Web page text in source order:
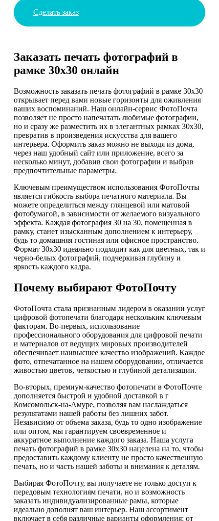
Сделать заказ
Заказать печать фотографий в
рамке 30х30 онлайн
Возможность заказать печать фотографий в рамке 30х30
открывает перед вами новые горизонты для оживления
ваших воспоминаний. Наш онлайн-сервис ФотоПочта
позволяет не просто напечатать любимые фотографии,
но и сразу же разместить их в элегантных рамках 30х30,
превратив в произведения искусства для вашего
интерьера. Оформить заказ можно не выходя из дома,
через наш удобный сайт или приложение, всего за
несколько минут, добавив свои фотографии и выбрав
предпочтительные параметры.
Ключевым преимуществом использования ФотоПочты
является гибкость выбора печатного материала. Вы
можете определиться между глянцевой или матовой
фотобумагой, в зависимости от желаемого визуального
эффекта. Каждая фотография 30 на 30, помещенная в
рамку, станет изысканным дополнением к интерьеру,
будь то домашняя гостиная или офисное пространство.
Формат 30х30 идеально подходит как для цветных, так и
черно-белых фотографий, подчеркивая глубину и
яркость каждого кадра.
Почему выбирают ФотоПочту
ФотоПочта стала признанным лидером в оказании услуг
цифровой фотопечати благодаря нескольким ключевым
факторам. Во-первых, использование
профессионального оборудования для цифровой печати
и материалов от ведущих мировых производителей
обеспечивает наивысшее качество изображений. Каждое
фото, отпечатанное на нашем оборудовании, отличается
живостью цветов, четкостью и глубиной детализации.
Во-вторых, премиум-качество фотопечати в ФотоПочте
дополняется быстрой и удобной доставкой в г
Комсомольск-на-Амуре, позволяя вам наслаждаться
результатами нашей работы без лишних забот.
Независимо от объема заказа, будь то одно изображение
или оптом, мы гарантируем своевременное и
аккуратное выполнение каждого заказа. Наша услуга
печать фотографий в рамке 30х30 нацелена на то, чтобы
предоставить каждому клиенту не просто качественную
печать, но и часть нашей заботы и внимания к деталям.
Выбирая ФотоПочту, вы получаете не только доступ к
передовым технологиям печати, но и возможность
заказать индивидуализированные рамы, которые
идеально дополнят ваш интерьер. Наш ассортимент
включает в себя различные варианты оформления: от